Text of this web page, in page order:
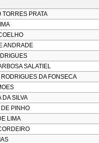
PRATA
ANDRADE
SALATIEL
DA FONSECA
DA SILVA
PINHO
LIMA